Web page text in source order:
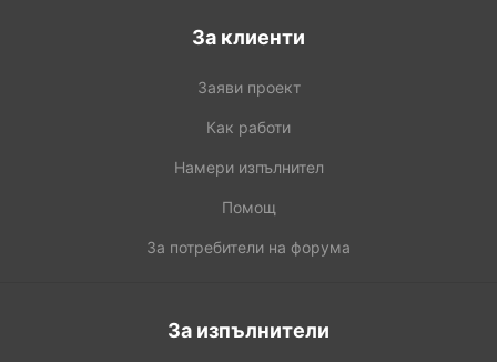
За клиенти
Заяви проект
Как работи
Намери изпълнител
Помощ
За потребители на форума
За изпълнители